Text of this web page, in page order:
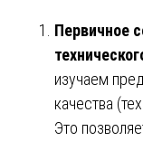
Первичное
изучаем
качества
Это